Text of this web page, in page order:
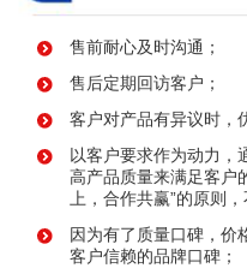
售前耐心及时沟通；
售后定期回访客户；
客户对产品有异议时，
以客户要求作为动力，
高产品质量来满足客户
上，合作共赢”的原则
因为有了质量口碑，价
客户信赖的品牌口碑；